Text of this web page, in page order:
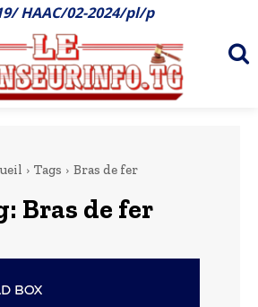
HAAC/02-2024/pl/p
Tags Bras de fer
Bras de fer